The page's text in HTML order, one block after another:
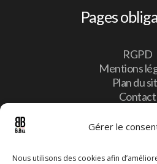
Gérer le
Nous utilisons des cookies afin
Pages
RGPD
Mentions
Plan du
Contact